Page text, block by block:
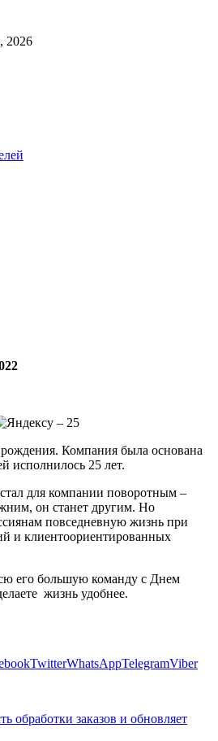
2026
Компания была основана
исполнилось 25 лет.
для компании поворотным –
он станет другим. Но
повседневную жизнь при
и клиентоориентированных
его большую команду с Днем
жизнь удобнее.
TwitterWhatsAppTelegramViber
обработки заказов и обновляет